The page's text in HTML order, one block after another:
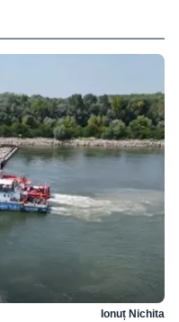
Ionuț Nichita